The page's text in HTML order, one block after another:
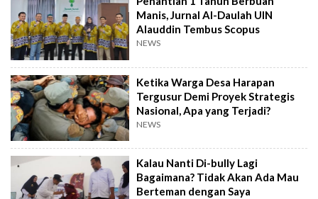
Manis, Jurnal Al-Daulah UIN
Alauddin Tembus Scopus
NEWS
Ketika Warga Desa Harapan
Tergusur Demi Proyek Strategis
Nasional, Apa yang Terjadi?
NEWS
Kalau Nanti Di-bully Lagi
Bagaimana? Tidak Akan Ada Mau
Berteman dengan Saya